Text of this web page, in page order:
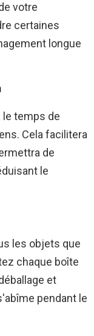
votre
certaines
longue
le temps de
Cela facilitera
de
le
les objets que
chaque boîte
et
pendant le